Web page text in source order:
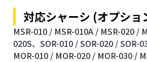
対応シャーシ (オプショ
MSR-010 / MSR-010A / MSR-020 /
020S、SOR-010 /SOR-020 /SOR-
MOR-010 / MOR-020 / MOR-030 /